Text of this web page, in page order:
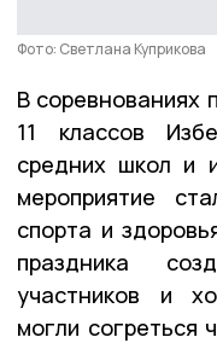
Фото: Светлана Куприкова
В соревнованиях
11 классов
средних школ и
мероприятие
спорта и
праздника
участников и
могли согреться